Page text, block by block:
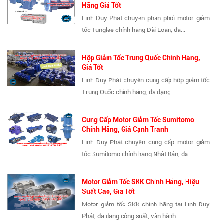
Hãng Giá Tốt
Linh Duy Phát chuyên phân phối motor giảm
tốc Tunglee chính hãng Đài Loan, đa...
Hộp Giảm Tốc Trung Quốc Chính Hãng,
Giá Tốt
Linh Duy Phát chuyên cung cấp hộp giảm tốc
Trung Quốc chính hãng, đa dạng...
Cung Cấp Motor Giảm Tốc Sumitomo
Chính Hãng, Giá Cạnh Tranh
Linh Duy Phát chuyên cung cấp motor giảm
tốc Sumitomo chính hãng Nhật Bản, đa...
Motor Giảm Tốc SKK Chính Hãng, Hiệu
Suất Cao, Giá Tốt
Motor giảm tốc SKK chính hãng tại Linh Duy
Phát, đa dạng công suất, vận hành...